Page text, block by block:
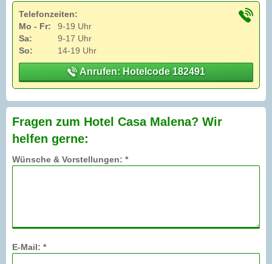
Telefonzeiten:
Mo - Fr:
9-19 Uhr
Sa:
9-17 Uhr
So:
14-19 Uhr
Anrufen: Hotelcode 182491
Fragen zum Hotel Casa Malena? Wir
helfen gerne:
Wünsche & Vorstellungen: *
E-Mail: *